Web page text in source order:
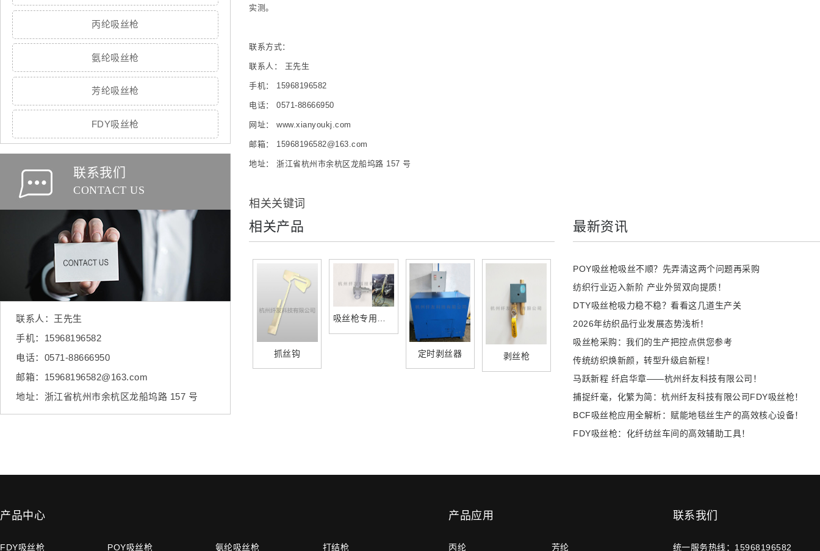
丙纶吸丝枪
氨纶吸丝枪
芳纶吸丝枪
FDY吸丝枪
联系我们
CONTACT US
联系人：王先生
手机：15968196582
电话：0571-88666950
邮箱：15968196582@163.com
地址：浙江省杭州市余杭区龙船坞路 157 号
实测。
联系方式：
联系人： 王先生
手机： 15968196582
电话： 0571-88666950
网址： www.xianyoukj.com
邮箱： 15968196582@163.com
地址： 浙江省杭州市余杭区龙船坞路 157 号
相关关键词
相关产品
抓丝钩 定时剥丝器 剥丝枪
最新资讯
POY吸丝枪吸丝不顺？先弄清这两个问题再采购
纺织行业迈入新阶 产业外贸双向提质！
DTY吸丝枪吸力稳不稳？看看这几道生产关
2026年纺织品行业发展态势浅析！
吸丝枪采购：我们的生产把控点供您参考
传统纺织焕新颜，转型升级启新程！
马跃新程 纤启华章——杭州纤友科技有限公司！
​捕捉纤毫，化繁为简：杭州纤友科技有限公司FDY吸丝枪！
BCF吸丝枪应用全解析：赋能地毯丝生产的高效核心设备！
FDY吸丝枪：化纤纺丝车间的高效辅助工具！
产品中心
FDY吸丝枪 POY吸丝枪 氨纶吸丝枪 打结枪
产品应用
丙纶 芳纶
联系我们
统一服务热线： 15968196582